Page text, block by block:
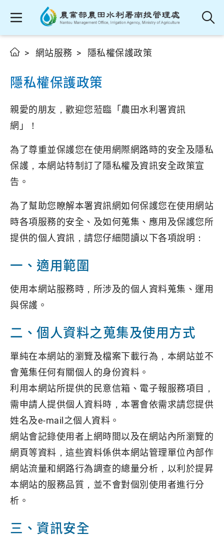
網站服務 隱私權保護政策
隱私權保護政策
親愛的朋友，歡迎您蒞臨「農田水利署資訊
網」！
為了尊重並保護您在使用網際網路時的安全及隱私
保護，本網站特制訂了隱私權及資訊安全政策宣
告。
為了幫助您瞭解本署資訊網如何保護您在使用網站
時各項服務的安全、及如何蒐集、應用及保護您所
提供的個人資訊，請您仔細閱讀以下各項說明：
一、適用範圍
使用本網站服務時，所涉及的個人資料蒐集、運用
與保護。
二、個人資料之蒐集及使用方式
單純在本網站的瀏覽及檔案下載行為，本網站並不
會蒐集任何有關個人的身份資料。
利用本網站所提供的民意信箱、電子報服務項目，
需申請人提供個人資料時，本署會依需求請您提供
姓名及e-mail之個人資料。
網站會記錄使用者上網時間以及在網站內所瀏覽的
網頁等資料，這些資料係供本網站管理單位內部作
網站流量和網路行為調查的總量分析，以利於提昇
本網站的服務品質，並不會對個別使用者進行分
析。
三、資訊安全